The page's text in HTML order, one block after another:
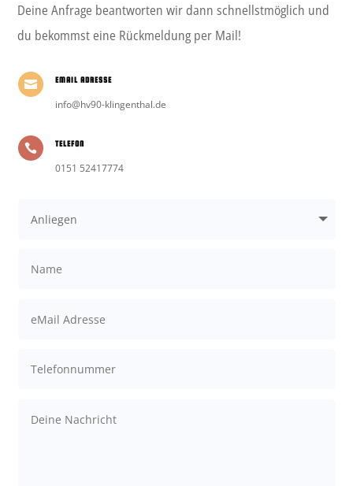
Deine Anfrage beantworten wir dann schnellstmöglich und
du bekommst eine Rückmeldung per Mail!
 EMAIL ADRESSE
info@hv90-klingenthal.de
 TELEFON
0151 52417774